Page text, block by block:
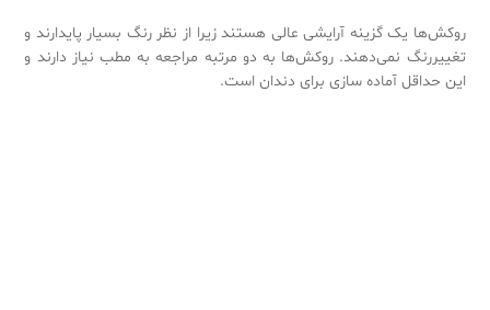
روکش‌ها یک گزینه آرایشی عالی هستند زیرا از نظر رنگ بسیار پایدارند و
تغییررنگ نمی‌دهند. روکش‌ها به دو مرتبه مراجعه به مطب نیاز دارند و
این حداقل آماده سازی برای دندان است.